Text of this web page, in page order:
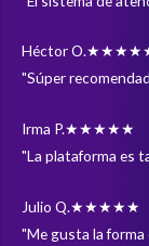
Héctor O.
"Súper
Irma P.★★★★★
"La plataforma es
Julio Q.★★★★★
"Me gusta la